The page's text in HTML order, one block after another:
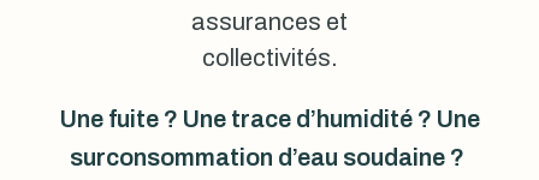
assurances et
collectivités.
Une fuite ? Une trace d’humidité ? Une
surconsommation d’eau soudaine ?